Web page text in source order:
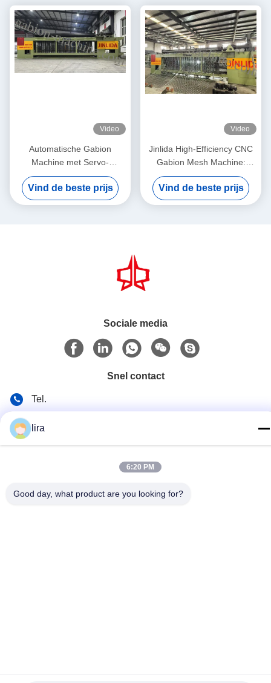
Video
Automatische Gabion
Machine met Servo-
gedreven Precision Mesh
Maker 5,3m Max Breedte
Vind de beste prijs
Video
Jinlida High-Efficiency CNC
Gabion Mesh Machine:
Perfect Combination of Fast
Output and Precision
Weaving to Boost
Vind de beste prijs
Sociale media
Snel contact
Tel.
No.102, Yungu-Road, Zhutang-Stad, Jiangyin-Stad,
lira
6:20 PM
Good day, what product are you looking for?